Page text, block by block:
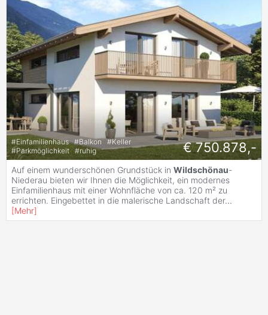
#Einfamilienhaus #Balkon #Keller
#Parkmöglichkeit #ruhig € 750.878,-
Auf einem wunderschönen Grundstück in Wildschönau-
Niederau bieten wir Ihnen die Möglichkeit, ein modernes
Einfamilienhaus mit einer Wohnfläche von ca. 120 m² zu
errichten. Eingebettet in die malerische Landschaft der...
[Mehr]